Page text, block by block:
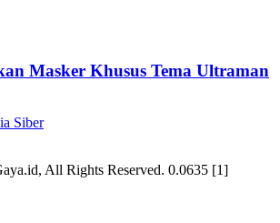
Masker Khusus Tema Ultraman
Siber
All Rights Reserved. 0.0635 [1]